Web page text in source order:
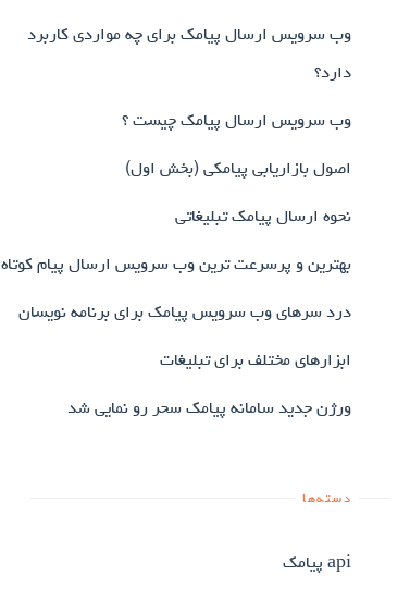
وب سرویس ارسال پیامک برای چه مواردی کاربرد
دارد؟
وب سرویس ارسال پیامک چیست ؟
اصول بازاریابی پیامکی (بخش اول)
نحوه ارسال پیامک تبلیغاتی
بهترین و پرسرعت ترین وب سرویس ارسال پیام کوتاه
درد سرهای وب سرویس پیامک برای برنامه نویسان
ابزارهای مختلف برای تبلیغات
ورژن جدید سامانه پیامک سحر رو نمایی شد
دسته‌ها
api پیامک